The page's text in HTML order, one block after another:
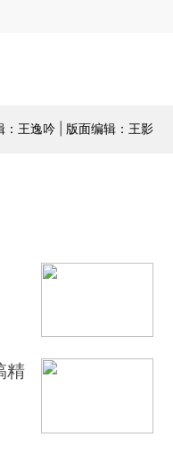
：王逸吟 | 版面编辑：王影
精